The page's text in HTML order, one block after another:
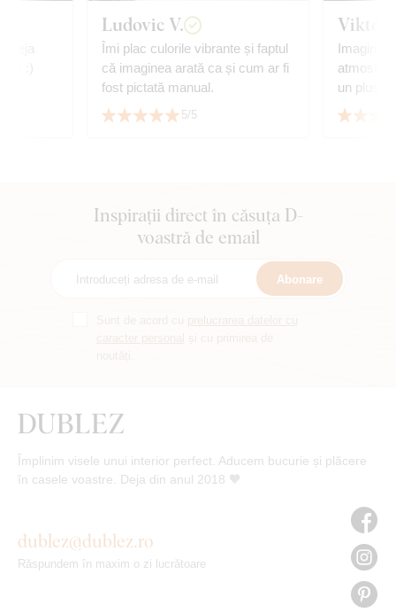
Ludovic V.
Îmi plac culorile vibrante și faptul
că imaginea arată ca și cum ar fi
fost pictată manual.
5/5
Imaginea
un plus
foarte
serviciu.
Inspirații direct în căsuța D-
voastră de email
Abonare
Împlinim visele unui interior perfect. Aducem bucurie și plăcere
în casele voastre. Deja din anul 2018 🧡
dublez@dublez.ro
Răspundem în maxim o zi lucrătoare